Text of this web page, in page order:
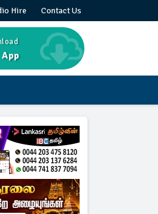
Hire Contact Us